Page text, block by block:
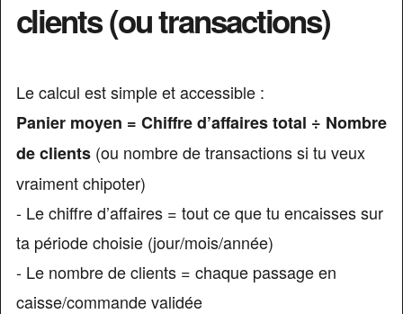
clients (ou transactions)
Le calcul est simple et accessible :
Panier moyen = Chiffre d’affaires total ÷ Nombre
de clients(ou nombre de transactions si tu veux
vraiment chipoter)
- Le chiffre d’affaires = tout ce que tu encaisses sur
ta période choisie (jour/mois/année)
- Le nombre de clients = chaque passage en
caisse/commande validée